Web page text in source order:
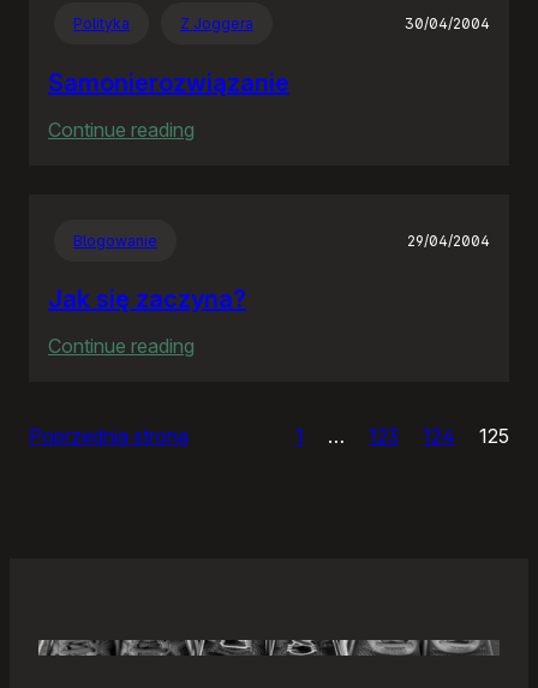
Polityka Z Joggera 30/04/2004
Samonierozwiązanie
Continue reading
Blogowanie 29/04/2004
Jak się zaczyna?
Continue reading
Poprzednia strona 1 … 123 124 125